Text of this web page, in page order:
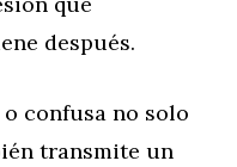
después.
confusa no solo
transmite un